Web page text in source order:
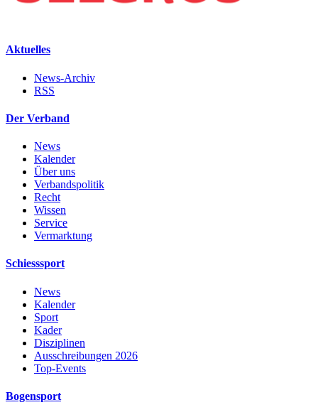
Aktuelles
News-Archiv
RSS
Der Verband
News
Kalender
Über uns
Verbandspolitik
Recht
Wissen
Service
Vermarktung
Schiesssport
News
Kalender
Sport
Kader
Disziplinen
Ausschreibungen 2026
Top-Events
Bogensport